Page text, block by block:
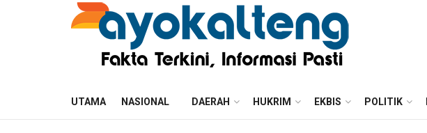
UTAMA NASIONAL DAERAH HUKRIM EKBIS POLITIK